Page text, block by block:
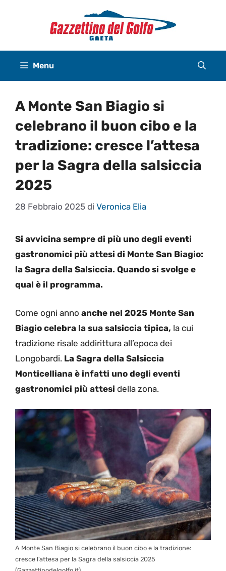
Menu
A Monte San Biagio si
celebrano il buon cibo e la
tradizione: cresce l’attesa
per la Sagra della salsiccia
2025
28 Febbraio 2025 di Veronica Elia
Si avvicina sempre di più uno degli eventi
gastronomici più attesi di Monte San Biagio:
la Sagra della Salsiccia. Quando si svolge e
qual è il programma.
Come ogni anno anche nel 2025 Monte San
Biagio celebra la sua salsiccia tipica, la cui
tradizione risale addirittura all’epoca dei
Longobardi. La Sagra della Salsiccia
Monticelliana è infatti uno degli eventi
gastronomici più attesi della zona.
A Monte San Biagio si celebrano il buon cibo e la tradizione:
cresce l’attesa per la Sagra della salsiccia 2025